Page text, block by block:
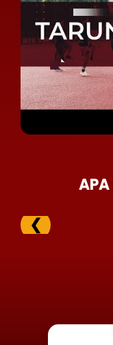
APA
❮